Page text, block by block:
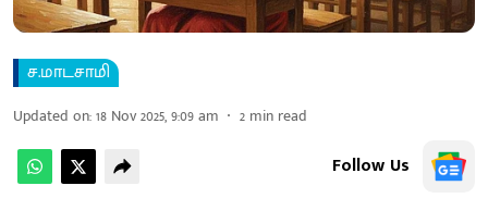
ச.மாடசாமி
Updated on:18 Nov 2025, 9:09 am 2 min read
Follow Us